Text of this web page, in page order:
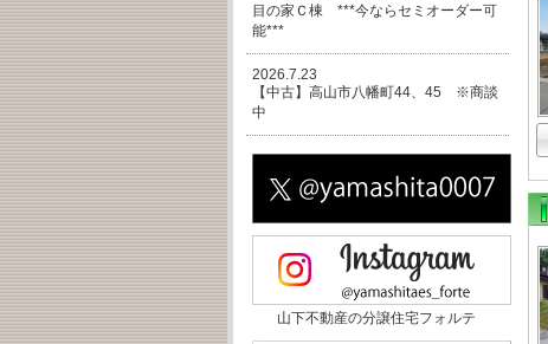
目の家Ｃ棟 ***今ならセミオーダー可
能***
2026.7.23
【中古】高山市八幡町44、45 ※商談
中
山下不動産の分譲住宅フォルテ